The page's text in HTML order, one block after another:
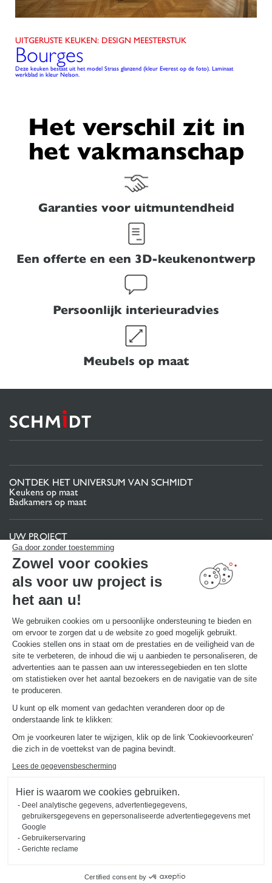
Ga door zonder toestemming
Zowel voor cookies
als voor uw project is
het aan u!
We gebruiken cookies om u persoonlijke ondersteuning te bieden en
om ervoor te zorgen dat u de website zo goed mogelijk gebruikt.
Cookies stellen ons in staat om de prestaties en de veiligheid van de
site te verbeteren, de inhoud die wij u aanbieden te personaliseren, de
advertenties aan te passen aan uw interessegebieden en ten slotte
om statistieken over het aantal bezoekers en de navigatie van de site
te produceren.
U kunt op elk moment van gedachten veranderen door op de
onderstaande link te klikken:
Om je voorkeuren later te wijzigen, klik op de link 'Cookievoorkeuren'
die zich in de voettekst van de pagina bevindt.
Lees de gegevensbescherming
Hier is waarom we cookies gebruiken.
Deel analytische gegevens, advertentiegegevens,
gebruikersgegevens en gepersonaliseerde advertentiegegevens met
Google
Gebruikerservaring
Gerichte reclame
Certified consent by
UITGERUSTE KEUKEN: DESIGN MEESTERSTUK
Bourges
Deze keuken bestaat uit het model Strass glanzend (kleur Everest op de foto). Laminaat
werkblad in kleur Nelson.
Het verschil zit in
het vakmanschap
Garanties voor uitmuntendheid
Een offerte en een 3D-keukenontwerp
Persoonlijk interieuradvies
Meubels op maat
ONTDEK HET UNIVERSUM VAN SCHMIDT
Keukens op maat
Badkamers op maat
UW PROJECT
Projectgebied
Uw 3D-keukenconfigurator
Contact
Vind uw Winkel
MAAK EEN AFSPRAAK
NUTTIGE LINKS
Gids en vergelijking
Download onze catalogus
OVER
Schmidt in de wereld
Onze adviescentra in Nederland
2026 © SCHMIDT Groupe
Wettelijke vermeldingen
Cookiebeheer
Privacybeleid